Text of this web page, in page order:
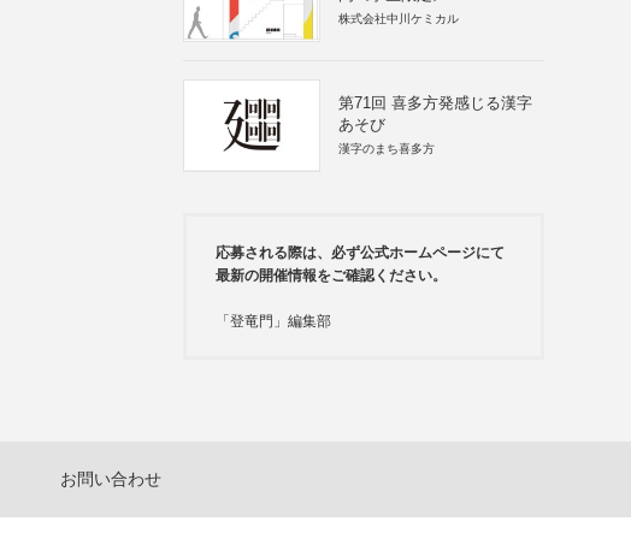
株式会社中川ケミカル
第71回 喜多方発感じる漢字
あそび
漢字のまち喜多方
応募される際は、必ず公式ホームページにて
最新の開催情報をご確認ください。
「登竜門」編集部
お問い合わせ